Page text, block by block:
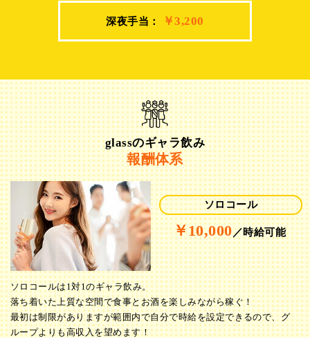
深夜手当： ￥3,200
glassのギャラ飲み
報酬体系
ソロコール
￥10,000／時給可能
ソロコールは1対1のギャラ飲み。
落ち着いた上質な空間で食事とお酒を楽しみながら稼ぐ！
最初は制限がありますが範囲内で自分で時給を設定できるので、グ
ループよりも高収入を望めます！